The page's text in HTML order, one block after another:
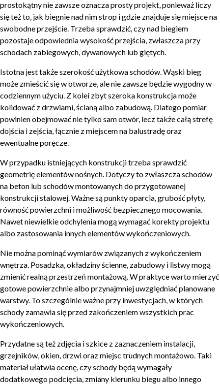
prostokątny nie zawsze oznacza prosty projekt, ponieważ liczy
się też to, jak biegnie nad nim strop i gdzie znajduje się miejsce na
swobodne przejście. Trzeba sprawdzić, czy nad biegiem
pozostaje odpowiednia wysokość przejścia, zwłaszcza przy
schodach zabiegowych, dywanowych lub giętych.
Istotna jest także szerokość użytkowa schodów. Wąski bieg
może zmieścić się w otworze, ale nie zawsze będzie wygodny w
codziennym użyciu. Z kolei zbyt szeroka konstrukcja może
kolidować z drzwiami, ścianą albo zabudową. Dlatego pomiar
powinien obejmować nie tylko sam otwór, lecz także całą strefę
dojścia i zejścia, łącznie z miejscem na balustradę oraz
ewentualne poręcze.
W przypadku istniejących konstrukcji trzeba sprawdzić
geometrię elementów nośnych. Dotyczy to zwłaszcza schodów
na beton lub schodów montowanych do przygotowanej
konstrukcji stalowej. Ważne są punkty oparcia, grubość płyty,
równość powierzchni i możliwość bezpiecznego mocowania.
Nawet niewielkie odchylenia mogą wymagać korekty projektu
albo zastosowania innych elementów wykończeniowych.
Nie można pominąć wymiarów związanych z wykończeniem
wnętrza. Posadzka, okładziny ścienne, zabudowy i listwy mogą
zmienić realną przestrzeń montażową. W praktyce warto mierzyć
gotowe powierzchnie albo przynajmniej uwzględniać planowane
warstwy. To szczególnie ważne przy inwestycjach, w których
schody zamawia się przed zakończeniem wszystkich prac
wykończeniowych.
Przydatne są też zdjęcia i szkice z zaznaczeniem instalacji,
grzejników, okien, drzwi oraz miejsc trudnych montażowo. Taki
materiał ułatwia ocenę, czy schody będą wymagały
dodatkowego podcięcia, zmiany kierunku biegu albo innego